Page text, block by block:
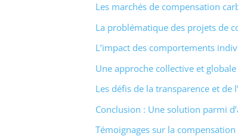
Les marchés de compensation
La problématique des projets de
L’impact des comportements
Une approche collective et globale
Les défis de la transparence et de
Conclusion : Une solution parmi
Témoignages sur la